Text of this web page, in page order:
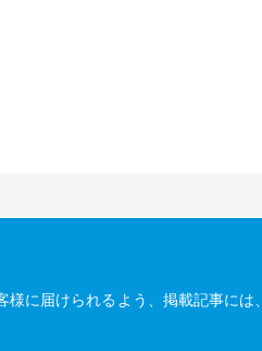
に届けられるよう、掲載記事には、